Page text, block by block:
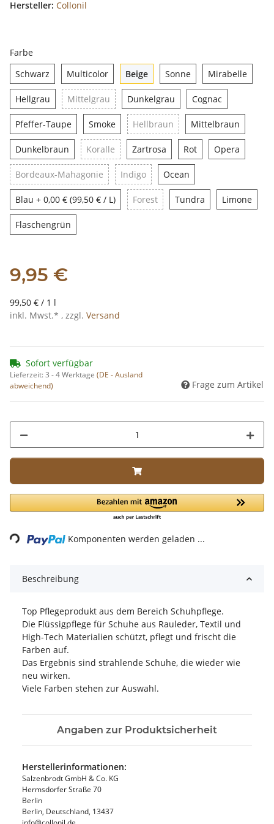
Hersteller: Collonil
Farbe
Schwarz Schwarz
MulticolorMulticolor
BeigeBeigeSonneSonneMirabelle
Hellgrau Hellgrau
Mittelgrau Mittelgrau
Dunkelgrau Dunkelgrau
Cognac
Pfeffer-TaupePfeffer-Taupe
SmokeSmokeHellbraun Hellbraun
Mittelbraun
Dunkelbraun Dunkelbraun
Koralle KoralleZartrosa Zartrosa
RotRot Opera
Bordeaux-Mahagonie Bordeaux-Mahagonie
IndigoIndigoOcean
Blau Blau
+ 0,00 € (99,50 € / L) ForestForestTundra TundraLimone
Flaschengrün
9,95 €
99,50 € / 1 l
inkl. Mwst.* , zzgl. Versand
Sofort verfügbar
Lieferzeit:3 - 4 Werktage (DE - Ausland
abweichend)
Frage zum Artikel
Loading... Komponenten werden geladen ...
Beschreibung
Top Pflegeprodukt aus dem Bereich Schuhpflege.
Die Flüssigpflege für Schuhe aus Rauleder, Textil und
High-Tech Materialien schützt, pflegt und frischt die
Farben auf.
Das Ergebnis sind strahlende Schuhe, die wieder wie
neu wirken.
Viele Farben stehen zur Auswahl.
Angaben zur Produktsicherheit
Herstellerinformationen:
Salzenbrodt GmbH & Co. KG
Hermsdorfer Straße 70
Berlin
Berlin, Deutschland, 13437